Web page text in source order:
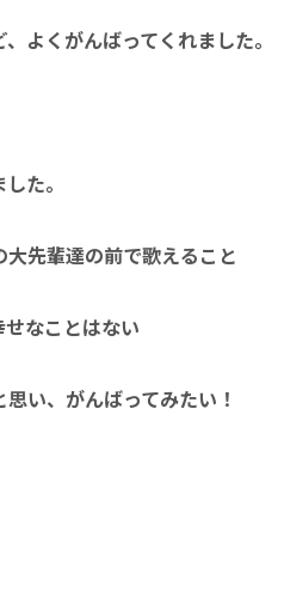
よくがんばってくれました。
た。
先輩達の前で歌えること
なことはない
い、がんばってみたい！